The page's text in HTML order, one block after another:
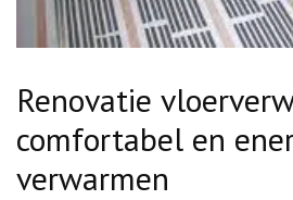
Renovatie
comfortabel en
verwarmen